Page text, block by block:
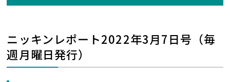
ニッキンレポート2022年3月7日号（毎
週月曜日発行）